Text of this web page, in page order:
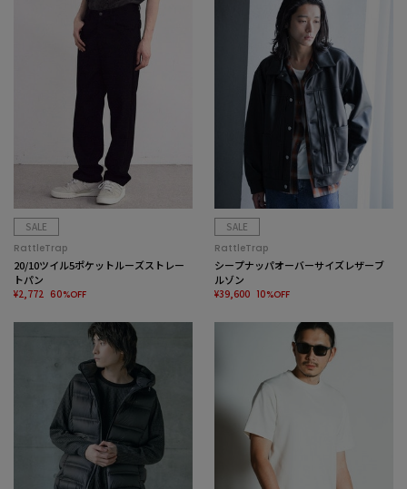
SALE
RattleTrap
20/10ツイル5ポケットルーズストレー
トパン
¥2,772 60%OFF
SALE
RattleTrap
シープナッパオーバーサイズレザーブ
ルゾン
¥39,600 10%OFF